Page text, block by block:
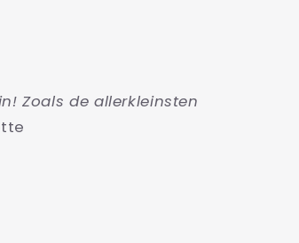
Zoals de allerkleinsten